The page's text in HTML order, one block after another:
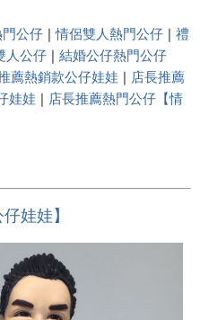
公仔 |情侶雙人熱門公仔 | 禮
人公仔 | 結婚公仔熱門公仔
薦熱銷款公仔娃娃 | 店長推薦
娃娃 | 店長推薦熱門公仔【情
娃娃】